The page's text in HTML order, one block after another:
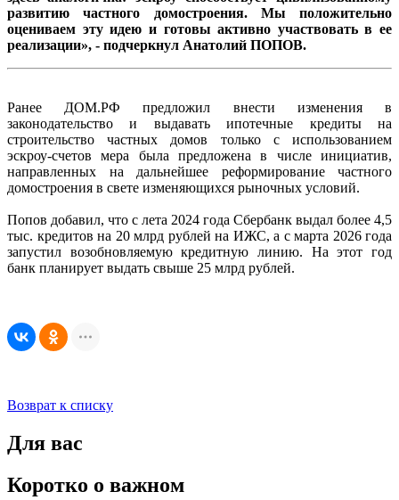
развитию частного домостроения. Мы положительно
оцениваем эту идею и готовы активно участвовать в ее
реализации», - подчеркнул Анатолий ПОПОВ.
Ранее ДОМ.РФ предложил внести изменения в
законодательство и выдавать ипотечные кредиты на
строительство частных домов только с использованием
эскроу-счетов мера была предложена в числе инициатив,
направленных на дальнейшее реформирование частного
домостроения в свете изменяющихся рыночных условий.
Попов добавил, что с лета 2024 года Сбербанк выдал более 4,5
тыс. кредитов на 20 млрд рублей на ИЖС, а с марта 2026 года
запустил возобновляемую кредитную линию. На этот год
банк планирует выдать свыше 25 млрд рублей.
Возврат к списку
Для вас
Коротко о важном